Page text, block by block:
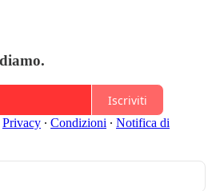
Iscriviti
Privacy ∙ Condizioni ∙ Notifica di